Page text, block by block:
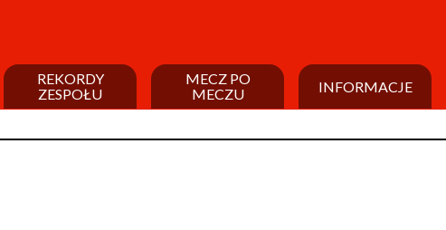
REKORDY
ZESPOŁU
MECZ PO
MECZU
INFORMACJE